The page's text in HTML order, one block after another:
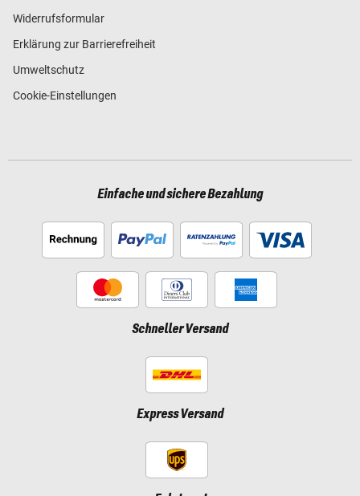
Widerrufsformular
Erklärung zur Barrierefreiheit
Umweltschutz
Cookie-Einstellungen
Einfache und sichere Bezahlung
Schneller Versand
Express Versand